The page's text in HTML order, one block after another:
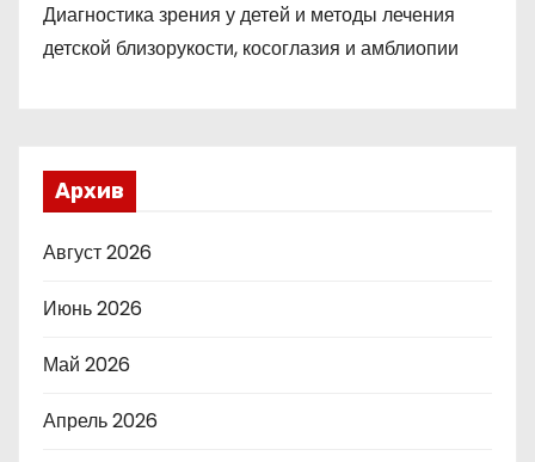
Диагностика зрения у детей и методы лечения
детской близорукости, косоглазия и амблиопии
Архив
Август 2026
Июнь 2026
Май 2026
Апрель 2026